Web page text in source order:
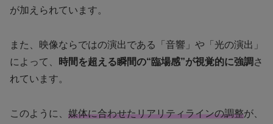
が加えられています。
また、映像ならではの演出である「音響」や「光の演出」
によって、
時間を超える瞬間の“臨場感”が視覚的に強調 さ
れています。
このように、 媒体に合わせたリアリティラインの調整が、